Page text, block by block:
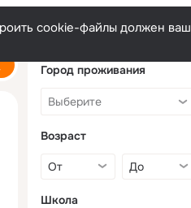
cookie-файлы должен ваш
Город проживания
Возраст
Школа